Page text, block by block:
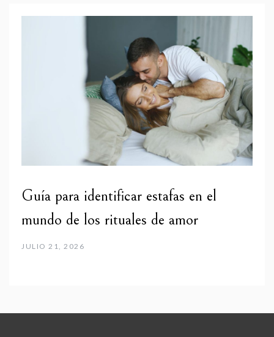
Guía para identificar estafas en el
mundo de los rituales de amor
JULIO 21, 2026